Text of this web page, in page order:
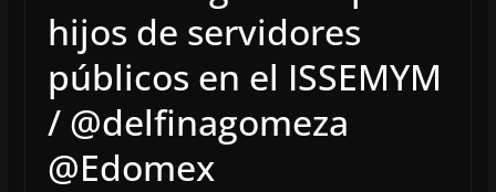
hijos de servidores
públicos en el ISSEMYM
/ @delfinagomeza
@Edomex